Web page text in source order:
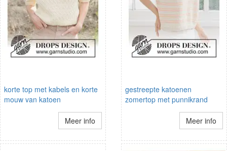
korte top met kabels en korte
mouw van katoen
Meer info
gestreepte katoenen
zomertop met punnikrand
Meer info